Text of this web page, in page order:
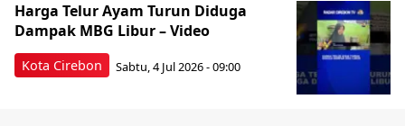
Kota Cirebon
Harga Telur Ayam Turun Diduga
Dampak MBG Libur – Video
Sabtu, 4 Jul 2026 - 09:00